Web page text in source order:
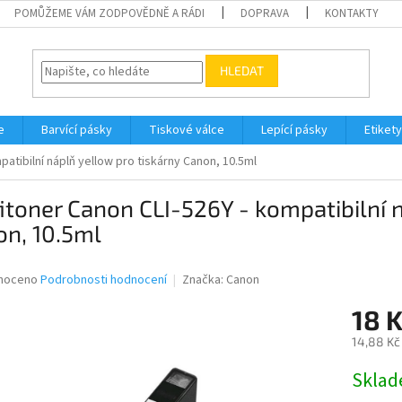
POMŮŽEME VÁM ZODPOVĚDNĚ A RÁDI DOPRAVA KONTAKTY
HLEDAT
Barvící pásky Tiskové válce Lepící pásky Etikety
náplň yellow pro tiskárny Canon, 10.5ml
Canon CLI-526Y - kompatibilní
10.5ml
Podrobnosti hodnocení Značka: Canon
18
14,88 Kč
cena: